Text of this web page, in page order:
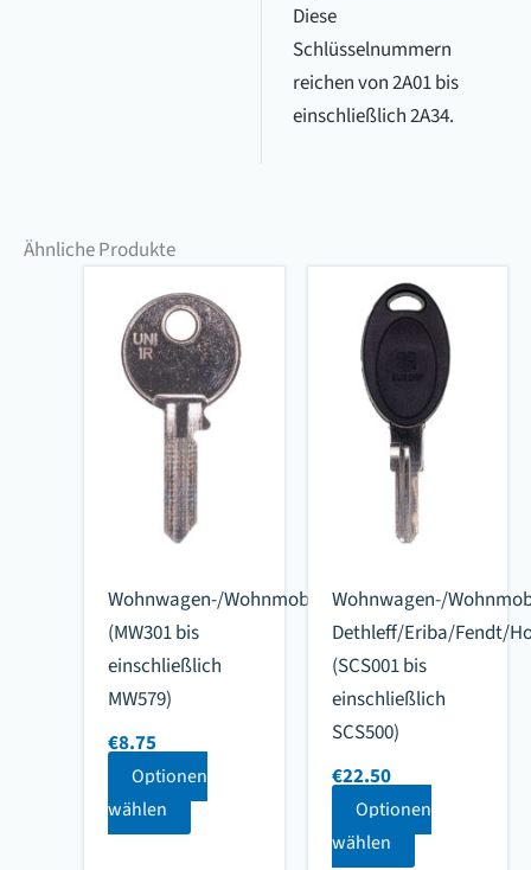
Diese
Schlüsselnummern
reichen von 2A01 bis
einschließlich 2A34.
Ähnliche Produkte
Wohnwagen-/Wohnmobilschlüssel
(MW301 bis
einschließlich
MW579)
€8.75
Optionen
wählen
Wohnwagen-/
Dethleff/Eriba/Fendt/
(SCS001 bis
einschließlich
SCS500)
€22.50
Optionen
wählen